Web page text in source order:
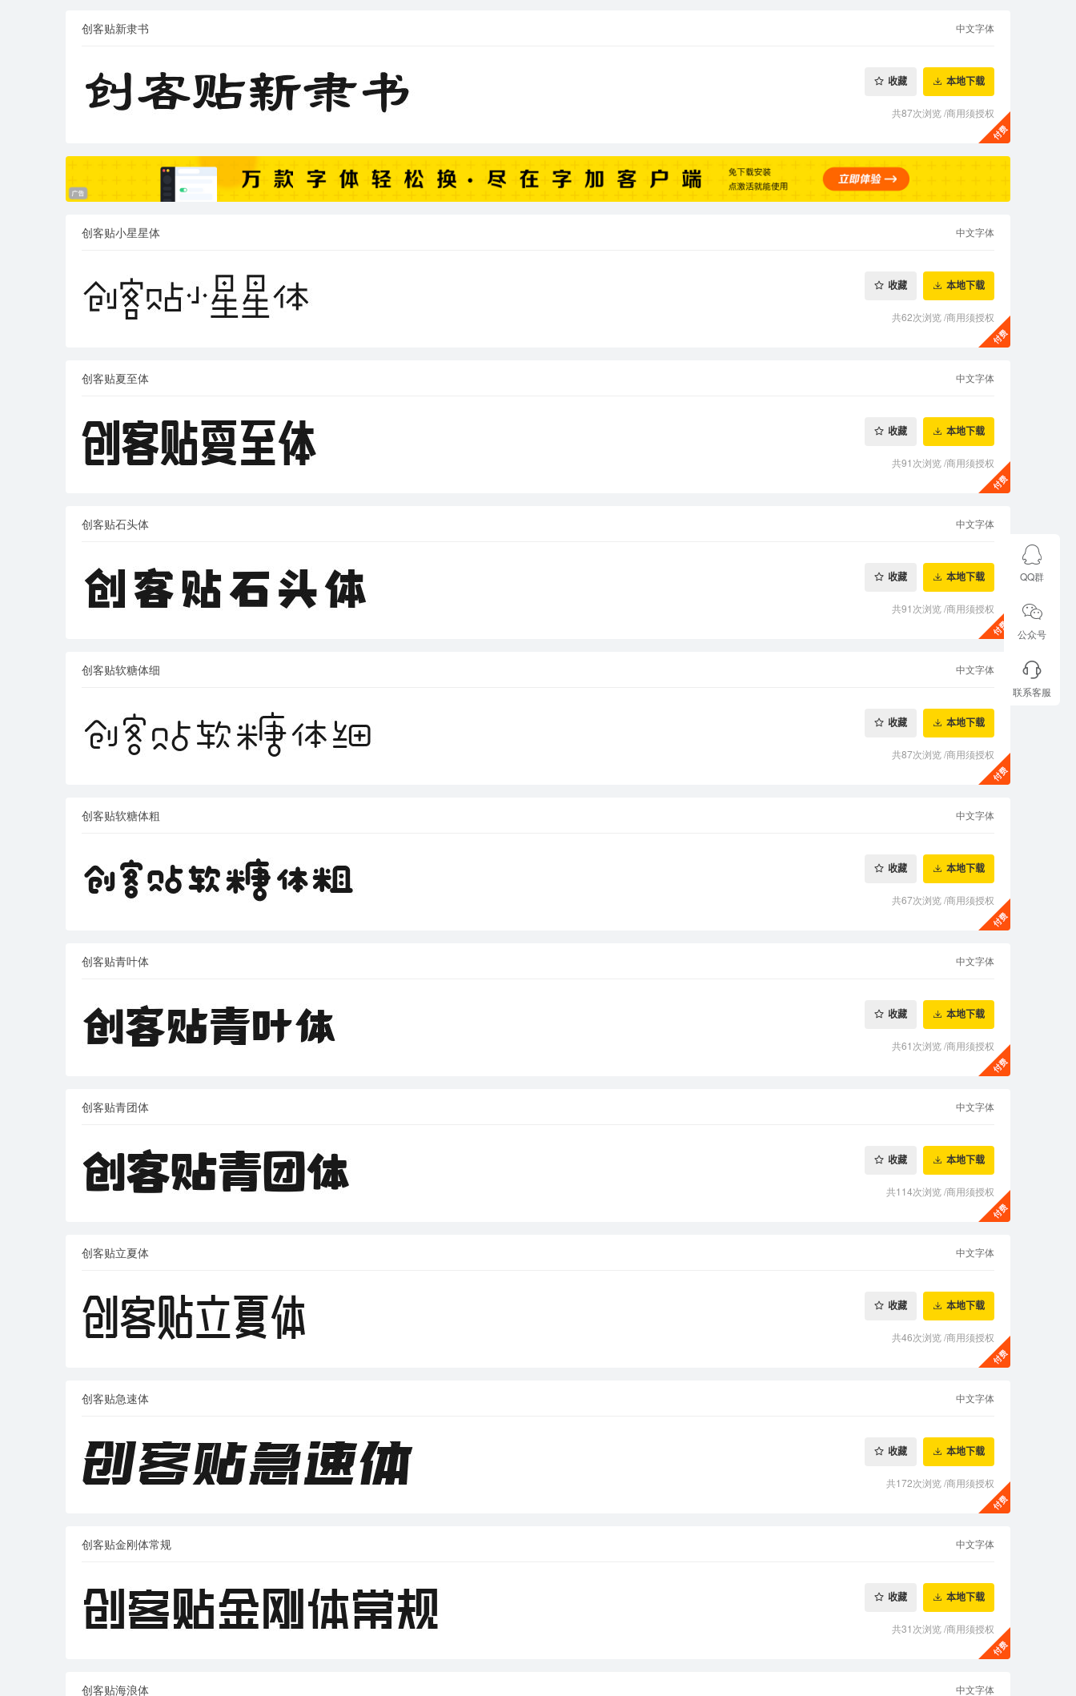
创客贴新隶书 中文字体
收藏 本地下载
共87次浏览/商用须授权
创客贴小星星体 中文字体
收藏 本地下载
共62次浏览/商用须授权
创客贴夏至体 中文字体
收藏 本地下载
共91次浏览/商用须授权
创客贴石头体 中文字体
收藏 本地下载
共91次浏览/商用须授权
创客贴软糖体细 中文字体
收藏 本地下载
共87次浏览/商用须授权
创客贴软糖体粗 中文字体
收藏 本地下载
共67次浏览/商用须授权
创客贴青叶体 中文字体
收藏 本地下载
共61次浏览/商用须授权
创客贴青团体 中文字体
收藏 本地下载
共114次浏览/商用须授权
创客贴立夏体 中文字体
收藏 本地下载
共46次浏览/商用须授权
创客贴急速体 中文字体
收藏 本地下载
共172次浏览/商用须授权
创客贴金刚体常规 中文字体
收藏 本地下载
共31次浏览/商用须授权
创客贴海浪体 中文字体
QQ群
公众号
联系客服